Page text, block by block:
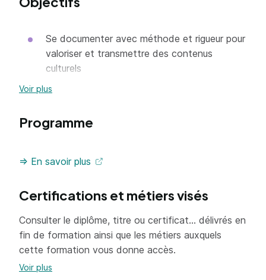
Se documenter avec méthode et rigueur pour
valoriser et transmettre des contenus
culturels
Construire un discours structuré et cohérent
Identifier les publics ciblés puis adapter le
langue étrangère au cours d’une visite
Identifier l’environnement et le marché
professionnel de la visite guidée ; mettre en
marché et commercialiser ses prestations en
tant qu’indépendant.
Voir plus
Programme
=> En savoir plus
Certifications et métiers visés
Consulter le diplôme, titre ou certificat... délivrés en
fin de formation ainsi que les métiers auxquels
cette formation vous donne accès.
Voir plus